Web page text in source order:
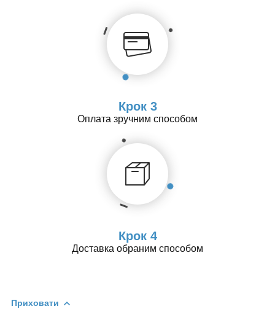
Крок 3
Оплата зручним способом
Крок 4
Доставка обраним способом
Приховати